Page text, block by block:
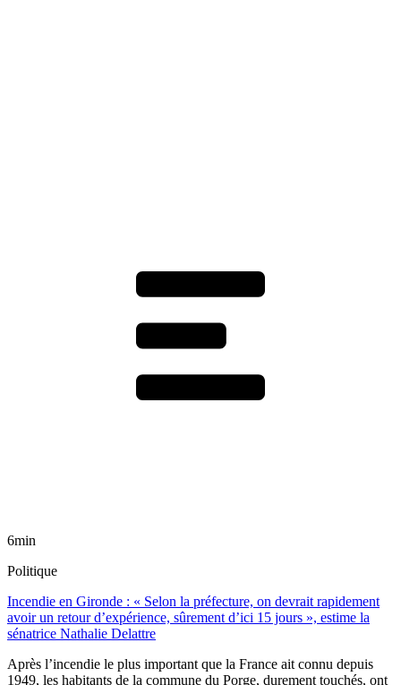
6min
Politique
Incendie en Gironde : « Selon la préfecture, on devrait rapidement
avoir un retour d’expérience, sûrement d’ici 15 jours », estime la
sénatrice Nathalie Delattre
Après l’incendie le plus important que la France ait connu depuis
1949, les habitants de la commune du Porge, durement touchés, ont